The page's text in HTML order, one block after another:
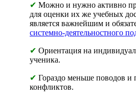
✔ Можно и нужно активно
для оценки их же учебных
является важнейшим и
системно-деятельностного
✔ Ориентация на
ученика.
✔ Гораздо меньше поводов и
конфликтов.